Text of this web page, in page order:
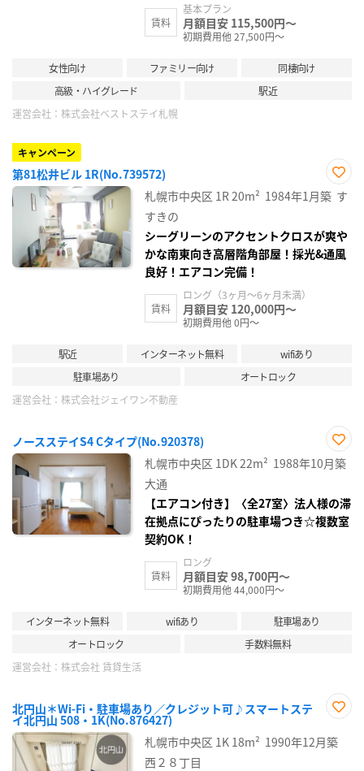
賃料
基本プラン
月額目安 115,500円～
初期費用他 27,500円～
女性向け ファミリー向け
同棲向け
高級・ハイグレード
駅近
運営会社： 株式会社ベストステイ札幌
キャンペーン
第81松井ビル 1R(No.739572)
お気
に入
札幌市中央区 1R 20m² 1984年1月築 す
すきの
シーグリーンのアクセントクロスが爽や
かな南東向き高層階角部屋！採光&通風
良好！エアコン完備！
賃料
ロング（3ヶ月～6ヶ月未満）
月額目安 120,000円～
初期費用他 0円～
駅近 インターネット無料
wifiあり
駐車場あり
オートロック
運営会社： 株式会社ジェイワン不動産
ノースステイS4 Cタイプ(No.920378)
お気
に入
札幌市中央区 1DK22m² 1988年10月築
大通
【エアコン付き】〈全27室〉法人様の滞
在拠点にぴったりの駐車場つき☆複数室
契約OK！
賃料
ロング
月額目安 98,700円～
初期費用他 44,000円～
インターネット無料 wifiあり
駐車場あり
オートロック
手数料無料
運営会社： 株式会社 賃貸生活
北円山＊Wi-Fi・駐車場あり／クレジット可♪スマートステ
イ北円山 508・1K(No.876427)
に入
り登
札幌市中央区 1K 18m² 1990年12月築
西２８丁目